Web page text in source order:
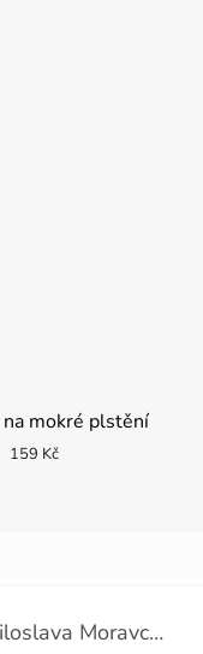
na mokré plstění
159 Kč
Miloslava Moravcová